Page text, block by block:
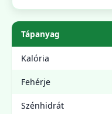
Tápanyag
Kalória
Fehérje
Szénhidrát